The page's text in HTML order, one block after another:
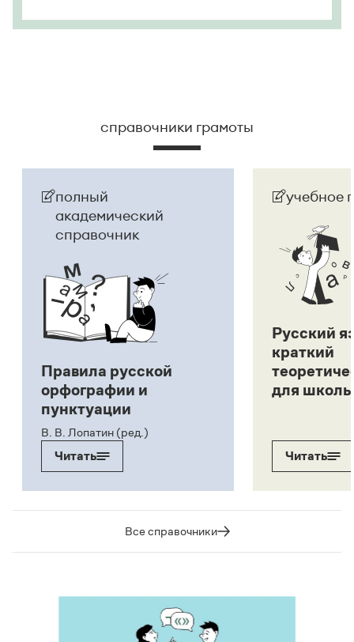
справочники грамоты
полный
академический
справочник
Правила русской
орфографии и
пунктуации
В. В. Лопатин (ред.)
Читать
учебное
Русский
краткий
для
Читать
Все справочники